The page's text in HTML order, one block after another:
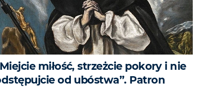
miłość, strzeżcie pokory i nie
od ubóstwa”. Patron